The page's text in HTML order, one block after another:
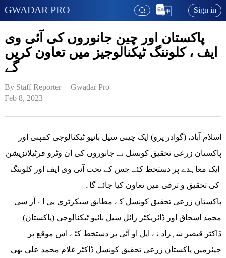
GWADAR PRO Sign in
پاکستان اور چین جانوروں کی آئی وی
ایف ، کلوننگ ٹیکنالوجیز میں تعاون کریں
گے
By Staff Reporter   | Gwadar Pro
Feb 8, 2023
اسلام آباد، (گوادر پرو) ایک چینی سیل بائیو ٹیکنالوجی کمپنی اور
پاکستان زرعی تحقیق کونسل نے جانوروں کی ان وٹرو فرٹیلائزیشن
ایک معاہدے پر دستخط کئے جس کے تحت آئی وی ایف اور کلوننگ
پاکستان زرعی تحقیق کونسل کے مطابق سیکرٹری پی اے آر سی
محمد اسحاق اور ڈائریکٹر رائل سیل بائیو ٹیکنالوجی (پاکستان)
ڈاکٹر قیصر شہزاد نے ایل او آئی پر دستخط کئے اس موقع پر
چیئرمین پاکستان زرعی تحقیق کونسل ڈاکٹر غلام محمد علی بھی